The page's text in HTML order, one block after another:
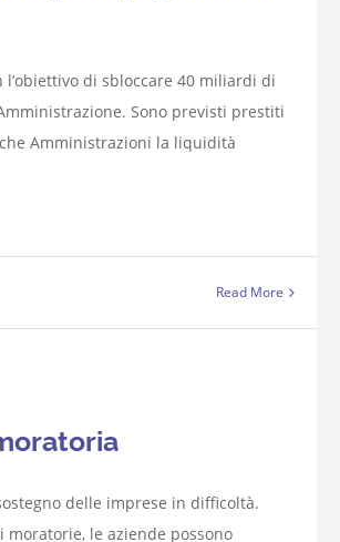
di sbloccare 40 miliardi di
Sono previsti prestiti
Amministrazioni la liquidità
Read More
delle imprese in difficoltà.
le aziende possono